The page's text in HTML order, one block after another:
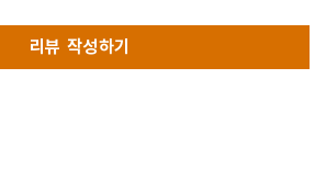
리뷰 작성하기